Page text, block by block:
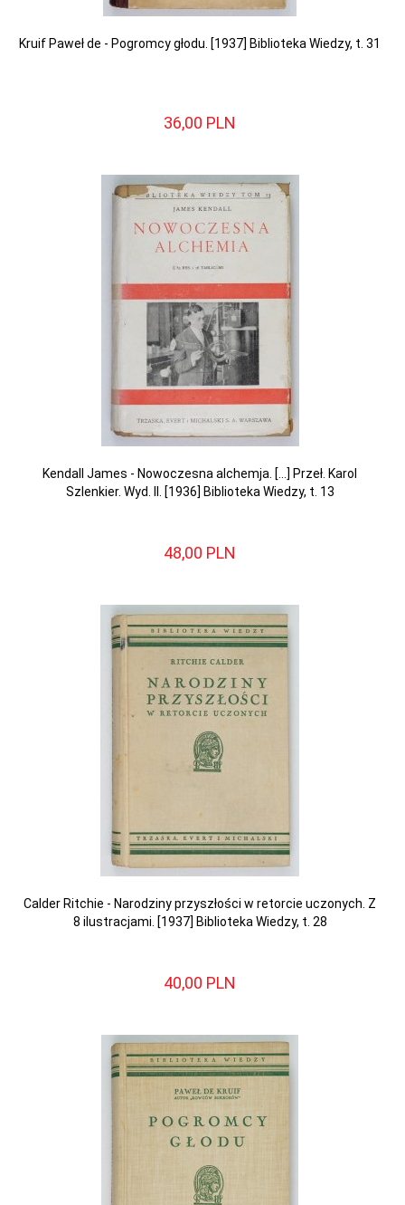
Kruif Paweł de - Pogromcy głodu. [1937] Biblioteka Wiedzy, t. 31
36,00 PLN
Kendall James - Nowoczesna alchemja. [...] Przeł. Karol
Szlenkier. Wyd. II. [1936] Biblioteka Wiedzy, t. 13
48,00 PLN
Calder Ritchie - Narodziny przyszłości w retorcie uczonych. Z
8 ilustracjami. [1937] Biblioteka Wiedzy, t. 28
40,00 PLN